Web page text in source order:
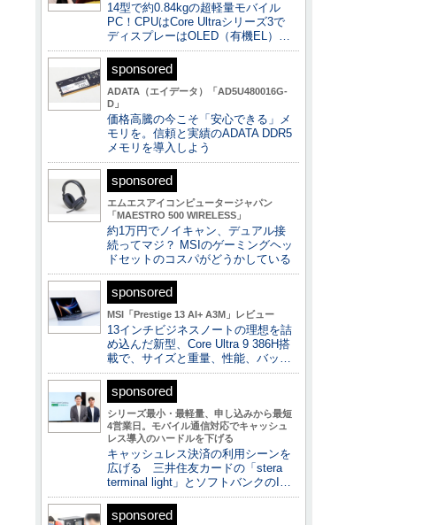
14型で約0.84kgの超軽量モバイル
PC！CPUはCore Ultraシリーズ3で
ディスプレーはOLED（有機EL）…
sponsored
ADATA（エイデータ）「AD5U480016G-
D」
価格高騰の今こそ「安心できる」メ
モリを。信頼と実績のADATA DDR5
メモリを導入しよう
sponsored
エムエスアイコンピュータージャパン
「MAESTRO 500 WIRELESS」
約1万円でノイキャン、デュアル接
続ってマジ？ MSIのゲーミングヘッ
ドセットのコスパがどうかしている
sponsored
MSI「Prestige 13 AI+ A3M」レビュー
13インチビジネスノートの理想を詰
め込んだ新型、Core Ultra 9 386H搭
載で、サイズと重量、性能、バッ…
sponsored
シリーズ最小・最軽量、申し込みから最短
4営業日。モバイル通信対応でキャッシュ
レス導入のハードルを下げる
キャッシュレス決済の利用シーンを
広げる 三井住友カードの「stera
terminal light」とソフトバンクのI…
sponsored